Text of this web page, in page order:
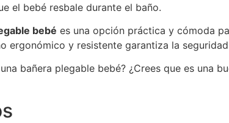
el bebé resbale durante el baño.
bebé es una opción práctica y cómoda
ergonómico y resistente garantiza la
bañera plegable bebé? ¿Crees que es una